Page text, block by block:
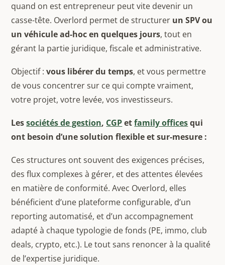
quand on est entrepreneur peut vite devenir un
casse-tête. Overlord permet de structurer un SPV ou
un véhicule ad-hoc en quelques jours, tout en
gérant la partie juridique, fiscale et administrative.
Objectif :vous libérer du temps, et vous permettre
de vous concentrer sur ce qui compte vraiment,
votre projet, votre levée, vos investisseurs.
Lessociétés de gestion, CGPetfamily officesqui
ont besoin d’une solution flexible et sur-mesure :
Ces structures ont souvent des exigences précises,
des flux complexes à gérer, et des attentes élevées
en matière de conformité. Avec Overlord, elles
bénéficient d’une plateforme configurable, d’un
reporting automatisé, et d’un accompagnement
adapté à chaque typologie de fonds (PE, immo, club
deals, crypto, etc.). Le tout sans renoncer à la qualité
de l’expertise juridique.